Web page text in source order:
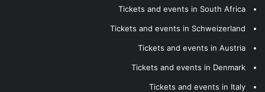
Tickets and events in South Africa
Tickets and events in Schweizerland
Tickets and events in Austria
Tickets and events in Denmark
Tickets and events in Italy